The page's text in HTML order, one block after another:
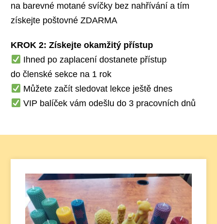
na barevné motané svíčky bez nahřívání a tím
získejte poštovné ZDARMA
KROK 2: Získejte okamžitý přístup
Ihned po zaplacení dostanete přístup
do členské sekce na 1 rok
Můžete začít sledovat lekce ještě dnes
VIP balíček vám odešlu do 3 pracovních dnů